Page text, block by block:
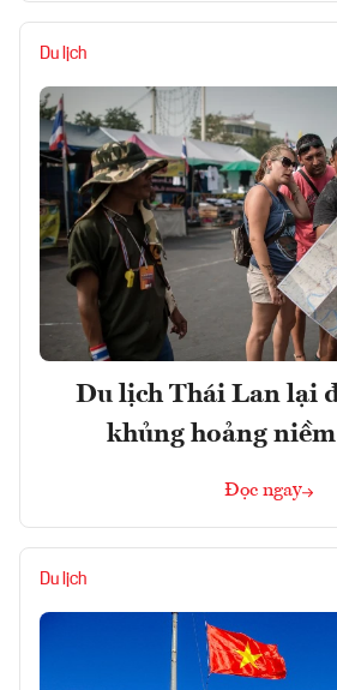
Du lịch
Du lịch Thái Lan lại
khủng hoảng
Đọc ngay
Du lịch